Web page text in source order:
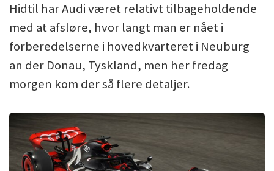
Hidtil har Audi været relativt tilbageholdende
med at afsløre, hvor langt man er nået i
forberedelserne i hovedkvarteret i Neuburg
an der Donau, Tyskland, men her fredag
morgen kom der så flere detaljer.